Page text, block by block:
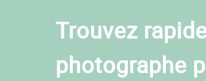
Trouvez
photographe